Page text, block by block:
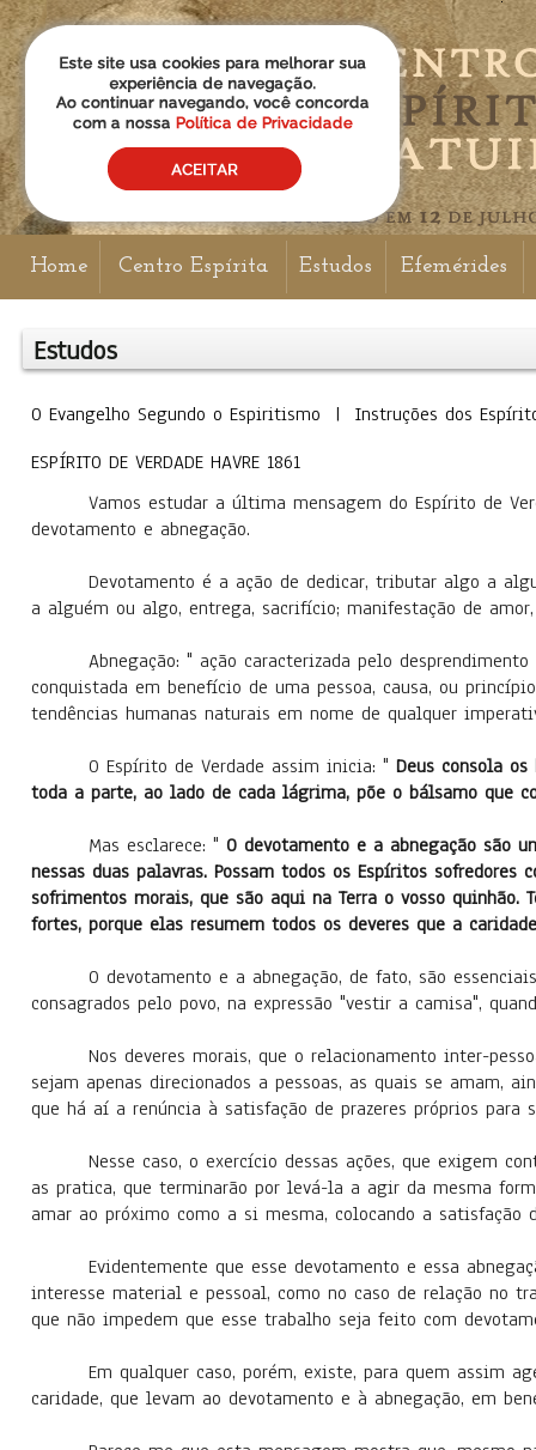
Home Centro Espírita Estudos Efemérides
Estudos
O Evangelho Segundo o Espiritismo | Instruções dos
ESPÍRITO DE VERDADE HAVRE 1861
Vamos estudar a última mensagem do Espírito de
devotamento e abnegação.
Devotamento é a ação de dedicar, tributar algo a
a alguém ou algo, entrega, sacrifício; manifestação de
Abnegação: " ação caracterizada pelo
conquistada em benefício de uma pessoa, causa, ou
tendências humanas naturais em nome de qualquer
O Espírito de Verdade assim inicia: " Deus consola
toda a parte, ao lado de cada lágrima, põe o bálsamo que
Mas esclarece: " O devotamento e a abnegação são
nessas duas palavras. Possam todos os Espíritos
sofrimentos morais, que são aqui na Terra o vosso quinhão.
fortes, porque elas resumem todos os deveres que a
O devotamento e a abnegação, de fato, são
consagrados pelo povo, na expressão "vestir a camisa",
Nos deveres morais, que o relacionamento inter-
sejam apenas direcionados a pessoas, as quais se amam,
que há aí a renúncia à satisfação de prazeres próprios para
Nesse caso, o exercício dessas ações, que exigem
as pratica, que terminarão por levá-la a agir da mesma
amar ao próximo como a si mesma, colocando a satisfação
Evidentemente que esse devotamento e essa
interesse material e pessoal, como no caso de relação no
que não impedem que esse trabalho seja feito com
Em qualquer caso, porém, existe, para quem assim
caridade, que levam ao devotamento e à abnegação, em